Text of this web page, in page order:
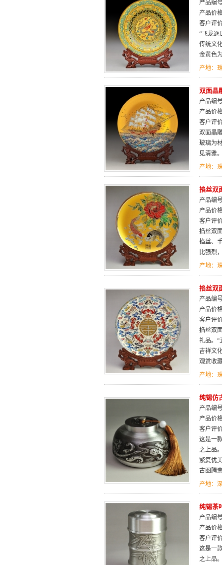
产品编
产品价
客户评
“飞龙逐
传统文
金黄色
产地：
双面晶
产品编
产品价
客户评
双面晶
玻璃为
见清雅
产地：
掐丝双
产品编
产品价
客户评
掐丝双
掐丝、
比强烈
产地：
掐丝双
产品编
产品价
客户评
掐丝双
礼品。“
吉祥文
观赏收
产地：
纯锡仿
产品编
产品价
客户评
这是一
之上品
繁复优
古图腾
产地：
纯锡茶
产品编
产品价
客户评
这是一
之上品